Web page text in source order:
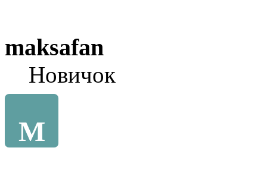
maksafan
Новичок
M